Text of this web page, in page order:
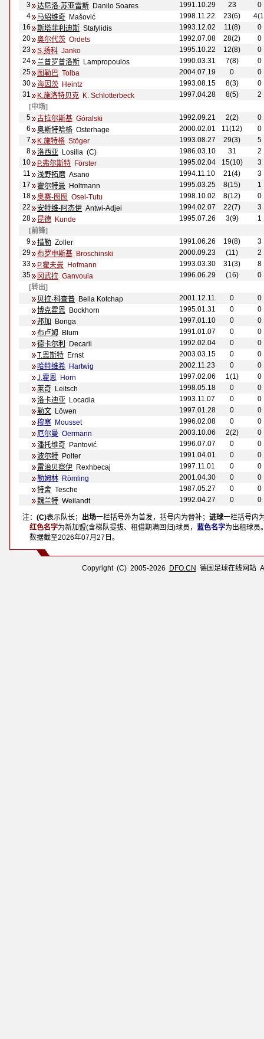
3
达尼洛·苏亚雷斯 Danilo Soares 1991.10.29 23
0
4
马绍维奇 Mašović 1998.11.22 23(6)
16
斯塔菲利迪斯 Stafylidis 1993.12.02 11(8)
0
20
奥尔代茨 Ordets 1992.07.08 28(2)
0
23
S.扬科 Janko 1995.10.22 12(8)
0
24
兰普罗普洛斯 Lampropoulos 1990.03.31 7(8)
0
25
图勒巴 Tolba 2004.07.19 0
0
30
海因茨 Heintz 1993.08.15 8(3)
0
31
K.施洛特贝克 K. Schlotterbeck 1997.04.28 8(5)
2
[中场]
5
古拉尔斯基 Góralski 1992.09.21 2(2)
0
6
奥斯特哈格 Osterhage 2000.02.01 11(12)
0
7
K.施特格 Stöger 1993.08.27 29(3)
5
8
洛西亚 Losilla (C) 1986.03.10 31
2
10
P.弗尔斯特 Förster 1995.02.04 15(10)
3
11
浅野拓磨 Asano 1994.11.10 21(4)
3
17
霍尔特曼 Holtmann 1995.03.25 8(15)
1
18
奥赛-图图 Osei-Tutu 1998.10.02 8(12)
0
22
安特维-阿杰伊 Antwi-Adjei 1994.02.07 22(7)
3
28
昆德 Kunde 1995.07.26 3(9)
1
[前锋]
9
措勒 Zoller 1991.06.26 19(8)
3
29
布罗申斯基 Broschinski 2000.09.23 (11)
2
33
P.霍夫曼 Hofmann 1993.03.30 31(3)
8
35
冈武拉 Ganvoula 1996.06.29 (16)
0
[转出]
贝拉·科查普 Bella Kotchap 2001.12.11 0
0
博克霍恩 Bockhorn 1995.01.31 0
0
邦加
Bonga 1997.01.10 0
0
布卢姆 Blum 1991.01.07 0
0
德卡尔利
Decarli 1992.02.04 0
0
T.恩斯特 Ernst 2003.03.15 0
0
哈特维希 Hartwig 2002.11.23 0
0
J.霍恩 Horn 1997.02.06 1(1)
0
莱奇 Leitsch 1998.05.18 0
0
洛卡迪亚 Locadia 1993.11.07 0
0
勒文 Löwen 1997.01.28 0
0
穆塞 Mousset 1996.02.08 0
0
厄尔曼 Oermann 2003.10.06 2(2)
0
潘托维奇 Pantović 1996.07.07 0
0
波尔特 Polter 1991.04.01 0
0
雷治贝察伊 Rexhbecaj 1997.11.01 0
0
勒姆林 Römling 2001.04.30 0
0
特舍 Tesche 1987.05.27 0
0
魏兰特 Weilandt 1992.04.27 0 0
注： (C)表示队长； 出场一栏括号外为首发，括号内为替补； 进球一栏括号内
红色名字为新加盟(含梯队提拔、租借期满回归)球员， 蓝色名字为出租球员
数据截至2026年07月27日 。
Copyright (C) 2005-2026 DFO.CN 德国足球在线网站